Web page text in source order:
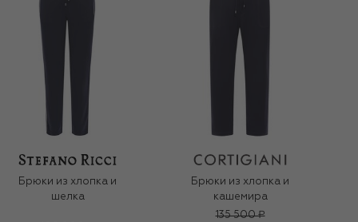
Брюки из хлопка и
шелка
Брюки из хлопка и
кашемира
135 500 ₽